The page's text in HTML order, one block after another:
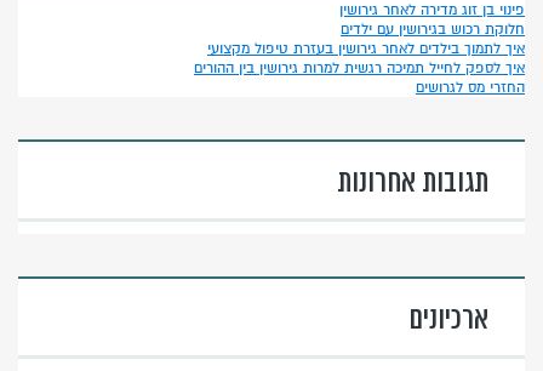
פינוי בן זוג מדירה לאחר גירושין
חלוקת רכוש בגירושין עם ילדים
איך לתמוך בילדים לאחר גירושין בעזרת טיפול מקצועי
איך לספק לחייל תמיכה רגשית למרות גירושין בין ההורים
החזרי מס לגרושים
תגובות אחרונות
ארכיונים